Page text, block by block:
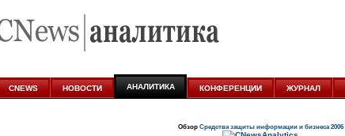
аналитике
CNEWS НОВОСТИ АНАЛИТИКА КОНФЕРЕНЦИИ ЖУРНАЛ
Обзор Средства защиты информации и бизнеса 2006